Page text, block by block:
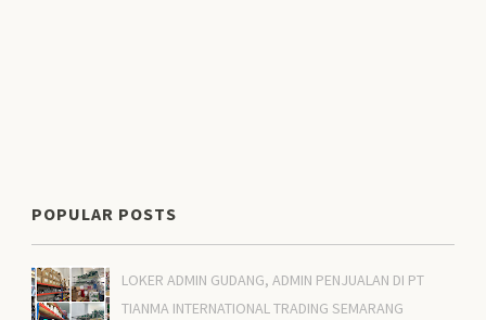
POPULAR POSTS
LOKER ADMIN GUDANG, ADMIN PENJUALAN DI PT
TIANMA INTERNATIONAL TRADING SEMARANG